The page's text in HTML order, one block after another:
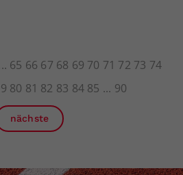
65 66 67 68 69 70 71 72 73 74
80 81 82 83 84 85 90
nächste